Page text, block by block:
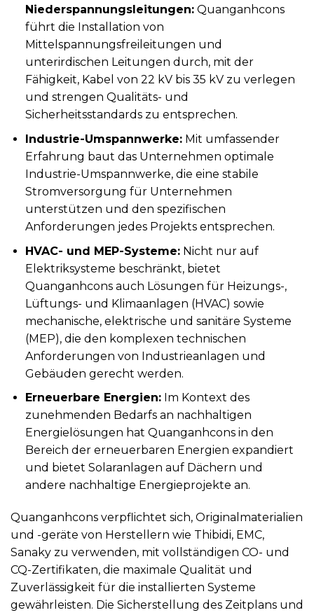
Niederspannungsleitungen:Quanganhcons
führt die Installation von
Mittelspannungsfreileitungen und
unterirdischen Leitungen durch, mit der
Fähigkeit, Kabel von 22 kV bis 35 kV zu verlegen
und strengen Qualitäts- und
Sicherheitsstandards zu entsprechen.
Industrie-Umspannwerke:Mit umfassender
Erfahrung baut das Unternehmen optimale
Industrie-Umspannwerke, die eine stabile
Stromversorgung für Unternehmen
unterstützen und den spezifischen
Anforderungen jedes Projekts entsprechen.
HVAC- und MEP-Systeme:Nicht nur auf
Elektriksysteme beschränkt, bietet
Quanganhcons auch Lösungen für Heizungs-,
Lüftungs- und Klimaanlagen (HVAC) sowie
mechanische, elektrische und sanitäre Systeme
(MEP), die den komplexen technischen
Anforderungen von Industrieanlagen und
Gebäuden gerecht werden.
Erneuerbare Energien:Im Kontext des
zunehmenden Bedarfs an nachhaltigen
Energielösungen hat Quanganhcons in den
Bereich der erneuerbaren Energien expandiert
und bietet Solaranlagen auf Dächern und
andere nachhaltige Energieprojekte an.
Quanganhcons verpflichtet sich, Originalmaterialien
und -geräte von Herstellern wie Thibidi, EMC,
Sanaky zu verwenden, mit vollständigen CO- und
CQ-Zertifikaten, die maximale Qualität und
Zuverlässigkeit für die installierten Systeme
gewährleisten. Die Sicherstellung des Zeitplans und